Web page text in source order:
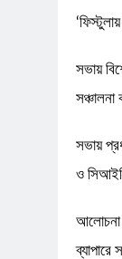
সভায়
সভায়
ও
আলোচনা